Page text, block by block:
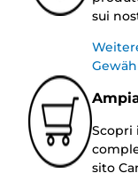
sui
Scopri
sito